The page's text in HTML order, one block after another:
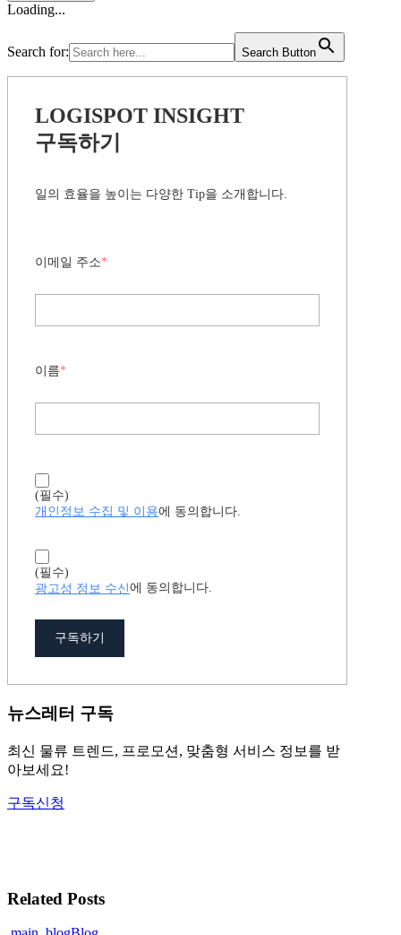
Loading...
Search for: Search Button
LOGISPOT INSIGHT
구독하기
일의 효율을 높이는 다양한 Tip을 소개합니다.
이메일 주소*
이름*
(필수)
개인정보 수집 및 이용에 동의합니다.
(필수)
광고성 정보 수신에 동의합니다.
구독하기
뉴스레터 구독
최신 물류 트렌드, 프로모션, 맞춤형 서비스 정보를 받
아보세요!
구독신청
Related Posts